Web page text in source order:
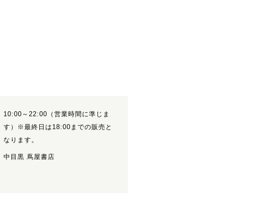
10:00～22:00（営業時間に準じま
す）※最終日は18:00までの販売と
なります。
中目黒 蔦屋書店